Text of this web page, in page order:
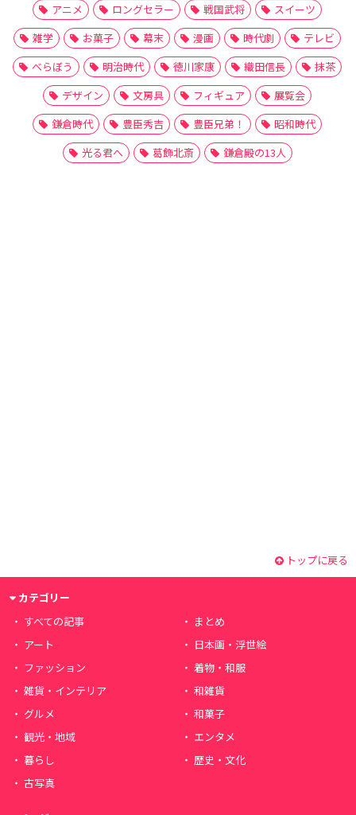
アニメ
ロングセラー 戦国武将
スイーツ
雑学
お菓子 幕末 漫画 時代劇
テレビ
べらぼう
明治時代 徳川家康 織田信長
抹茶
デザイン
文房具 フィギュア
展覧会
鎌倉時代
豊臣秀吉 豊臣兄弟！
昭和時代
光る君へ
葛飾北斎 鎌倉殿の13人
トップに戻る
カテゴリー
すべての記事
まとめ
アート
日本画・浮世絵
ファッション
着物・和服
雑貨・インテリア
和雑貨
グルメ
和菓子
観光・地域
エンタメ
暮らし
歴史・文化
古写真